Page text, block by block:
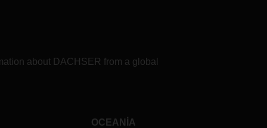
about DACHSER from a global
OCEANIA